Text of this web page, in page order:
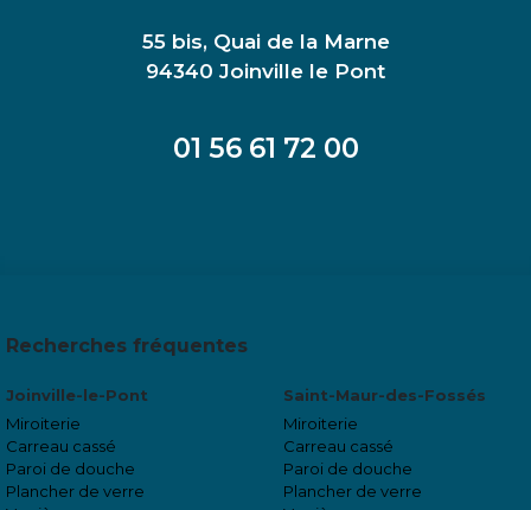
55 bis, Quai de la Marne
94340 Joinville le Pont
01 56 61 72 00
Recherches fréquentes
Joinville-le-Pont
Miroiterie
Carreau cassé
Paroi de douche
Plancher de verre
Saint-Maur-des-Fossés
Miroiterie
Carreau cassé
Paroi de douche
Plancher de verre